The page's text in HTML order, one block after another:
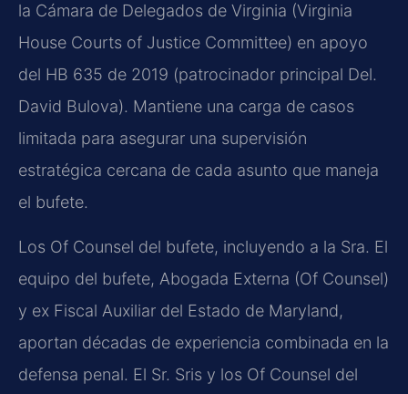
la Cámara de Delegados de Virginia (Virginia
House Courts of Justice Committee) en apoyo
del HB 635 de 2019 (patrocinador principal Del.
David Bulova). Mantiene una carga de casos
limitada para asegurar una supervisión
estratégica cercana de cada asunto que maneja
el bufete.
Los Of Counsel del bufete, incluyendo a la Sra. El
equipo del bufete, Abogada Externa (Of Counsel)
y ex Fiscal Auxiliar del Estado de Maryland,
aportan décadas de experiencia combinada en la
defensa penal. El Sr. Sris y los Of Counsel del